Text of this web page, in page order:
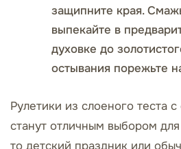
защипните края.
выпекайте в
духовке до
остывания порежьте
Рулетики из слоеного теста
станут отличным выбором
то детский праздник или